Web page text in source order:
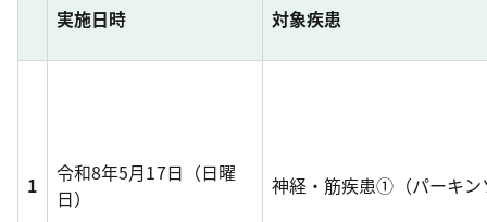
実施日時 対象疾患
1
令和8年5月17日（日曜
日）
神経・筋疾患①（パーキン